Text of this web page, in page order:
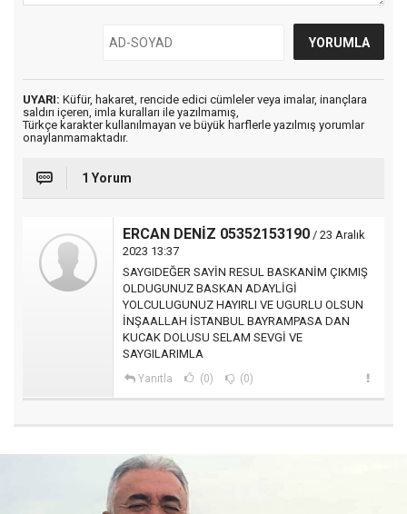
UYARI: Küfür, hakaret, rencide edici cümleler veya imalar, inançlara
saldırı içeren, imla kuralları ile yazılmamış,
Türkçe karakter kullanılmayan ve büyük harflerle yazılmış yorumlar
onaylanmamaktadır.
1 Yorum
ERCAN DENİZ 05352153190 / 23 Aralık
2023 13:37
SAYGIDEĞER SAYİN RESUL BASKANİM ÇIKMIŞ
OLDUGUNUZ BASKAN ADAYLİGİ
YOLCULUGUNUZ HAYIRLI VE UGURLU OLSUN
İNŞAALLAH İSTANBUL BAYRAMPASA DAN
KUCAK DOLUSU SELAM SEVGİ VE
SAYGILARIMLA
Yanıtla (0) (0)